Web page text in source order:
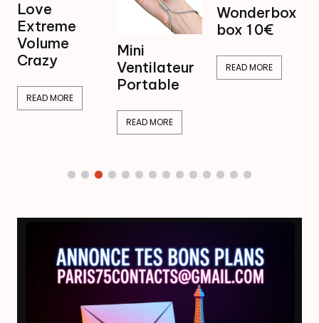
Mini
Ventilateur
Portable
Wonderbox
box 1 0€
READ MORE
Ventilateur
Brumisateur
16,99€